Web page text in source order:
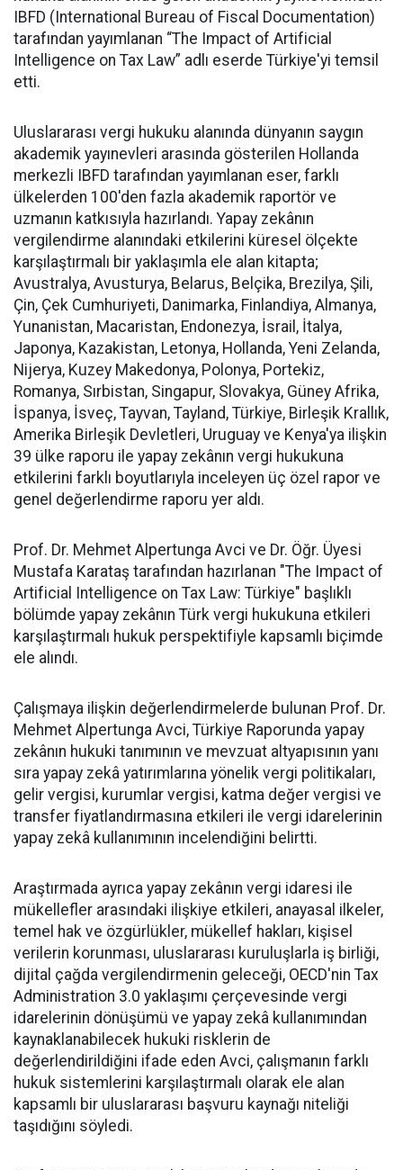
IBFD (International Bureau of Fiscal Documentation)
tarafından yayımlanan “The Impact of Artificial
Intelligence on Tax Law” adlı eserde Türkiye'yi temsil
etti.
Uluslararası vergi hukuku alanında dünyanın saygın
akademik yayınevleri arasında gösterilen Hollanda
merkezli IBFD tarafından yayımlanan eser, farklı
ülkelerden 100'den fazla akademik raportör ve
uzmanın katkısıyla hazırlandı. Yapay zekânın
vergilendirme alanındaki etkilerini küresel ölçekte
karşılaştırmalı bir yaklaşımla ele alan kitapta;
Avustralya, Avusturya, Belarus, Belçika, Brezilya, Şili,
Çin, Çek Cumhuriyeti, Danimarka, Finlandiya, Almanya,
Yunanistan, Macaristan, Endonezya, İsrail, İtalya,
Japonya, Kazakistan, Letonya, Hollanda, Yeni Zelanda,
Nijerya, Kuzey Makedonya, Polonya, Portekiz,
Romanya, Sırbistan, Singapur, Slovakya, Güney Afrika,
İspanya, İsveç, Tayvan, Tayland, Türkiye, Birleşik Krallık,
Amerika Birleşik Devletleri, Uruguay ve Kenya'ya ilişkin
39 ülke raporu ile yapay zekânın vergi hukukuna
etkilerini farklı boyutlarıyla inceleyen üç özel rapor ve
genel değerlendirme raporu yer aldı.
Prof. Dr. Mehmet Alpertunga Avci ve Dr. Öğr. Üyesi
Mustafa Karataş tarafından hazırlanan "The Impact of
Artificial Intelligence on Tax Law: Türkiye" başlıklı
bölümde yapay zekânın Türk vergi hukukuna etkileri
karşılaştırmalı hukuk perspektifiyle kapsamlı biçimde
ele alındı.
Çalışmaya ilişkin değerlendirmelerde bulunan Prof. Dr.
Mehmet Alpertunga Avci, Türkiye Raporunda yapay
zekânın hukuki tanımının ve mevzuat altyapısının yanı
sıra yapay zekâ yatırımlarına yönelik vergi politikaları,
gelir vergisi, kurumlar vergisi, katma değer vergisi ve
transfer fiyatlandırmasına etkileri ile vergi idarelerinin
yapay zekâ kullanımının incelendiğini belirtti.
Araştırmada ayrıca yapay zekânın vergi idaresi ile
mükellefler arasındaki ilişkiye etkileri, anayasal ilkeler,
temel hak ve özgürlükler, mükellef hakları, kişisel
verilerin korunması, uluslararası kuruluşlarla iş birliği,
dijital çağda vergilendirmenin geleceği, OECD'nin Tax
Administration 3.0 yaklaşımı çerçevesinde vergi
idarelerinin dönüşümü ve yapay zekâ kullanımından
kaynaklanabilecek hukuki risklerin de
değerlendirildiğini ifade eden Avci, çalışmanın farklı
hukuk sistemlerini karşılaştırmalı olarak ele alan
kapsamlı bir uluslararası başvuru kaynağı niteliği
taşıdığını söyledi.